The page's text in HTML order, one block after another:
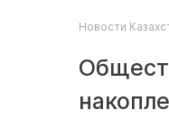
Новости